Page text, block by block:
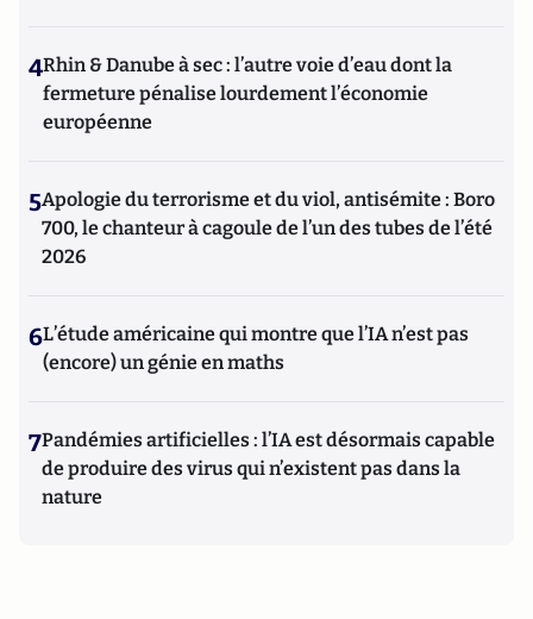
4Rhin & Danube à sec : l’autre voie d’eau dont la
fermeture pénalise lourdement l’économie
européenne
5Apologie du terrorisme et du viol, antisémite : Boro
700, le chanteur à cagoule de l’un des tubes de l’été
2026
6L’étude américaine qui montre que l’IA n’est pas
(encore) un génie en maths
7Pandémies artificielles : l’IA est désormais capable
de produire des virus qui n’existent pas dans la
nature